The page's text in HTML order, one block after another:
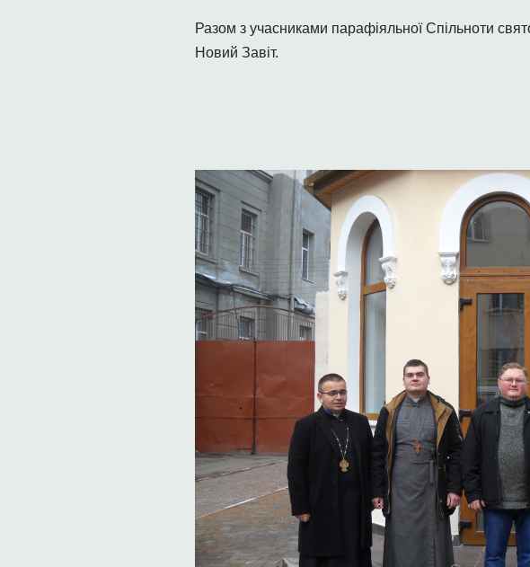
Разом з учасниками парафіяльної Спільноти
Новий Завіт.